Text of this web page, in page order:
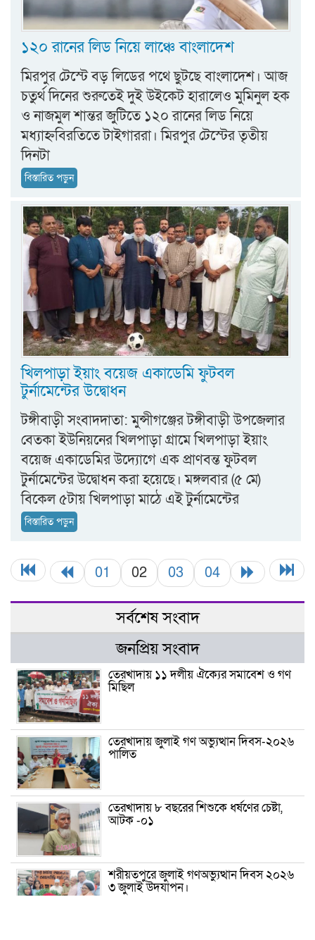
১২০ রানের লিড নিয়ে লাঞ্চে বাংলাদেশ
মিরপুর টেস্টে বড় লিডের পথে ছুটছে বাংলাদেশ। আজ
চতুর্থ দিনের শুরুতেই দুই উইকেট হারালেও মুমিনুল হক
ও নাজমুল শান্তর জুটিতে ১২০ রানের লিড নিয়ে
মধ্যাহ্নবিরতিতে টাইগাররা। মিরপুর টেস্টের তৃতীয়
দিনটা
বিস্তারিত পড়ুন
খিলপাড়া ইয়াং বয়েজ একাডেমি ফুটবল
টুর্নামেন্টের উদ্বোধন
টঙ্গীবাড়ী সংবাদদাতা: মুন্সীগঞ্জের টঙ্গীবাড়ী উপজেলার
বেতকা ইউনিয়নের খিলপাড়া গ্রামে খিলপাড়া ইয়াং
বয়েজ একাডেমির উদ্যোগে এক প্রাণবন্ত ফুটবল
টুর্নামেন্টের উদ্বোধন করা হয়েছে। মঙ্গলবার (৫ মে)
বিকেল ৫টায় খিলপাড়া মাঠে এই টুর্নামেন্টের
বিস্তারিত পড়ুন
01 02 03 04
সর্বশেষ সংবাদ
জনপ্রিয় সংবাদ
তেরখাদায় ১১ দলীয় ঐক্যের সমাবেশ ও গণ
মিছিল
তেরখাদায় জুলাই গণ অভ্যুত্থান দিবস-২০২৬
পালিত
তেরখাদায় ৮ বছরের শিশুকে ধর্ষণের চেষ্টা,
আটক -০১
শরীয়তপুরে জুলাই গণঅভ্যুত্থান দিবস ২০২৬
৩ জুলাই উদযাপন।